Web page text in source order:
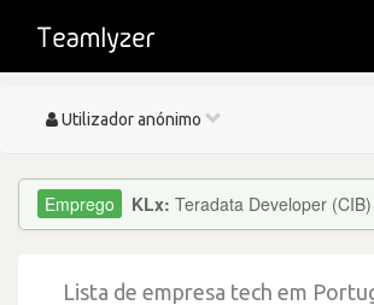
Toggle
Utilizador anónimo
KLx: Teradata Developer (CIB)
Lista de empresa tech em